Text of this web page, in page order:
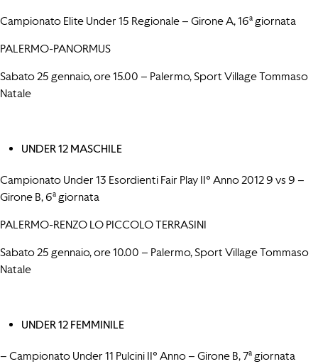
Campionato Elite Under 15 Regionale – Girone A, 16ª giornata
PALERMO-PANORMUS
Sabato 25 gennaio, ore 15.00 – Palermo, Sport Village Tommaso
Natale
UNDER 12 MASCHILE
Campionato Under 13 Esordienti Fair Play II° Anno 2012 9 vs 9 –
Girone B, 6ª giornata
PALERMO-RENZO LO PICCOLO TERRASINI
Sabato 25 gennaio, ore 10.00 – Palermo, Sport Village Tommaso
Natale
UNDER 12 FEMMINILE
– Campionato Under 11 Pulcini II° Anno – Girone B, 7ª giornata